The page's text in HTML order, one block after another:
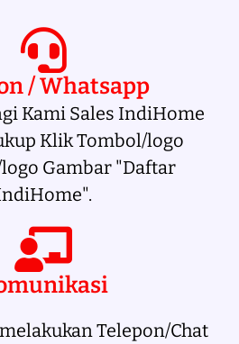
/ Whatsapp
Kami Sales IndiHome
Klik Tombol/logo
Gambar "Daftar
Telepon/Chat